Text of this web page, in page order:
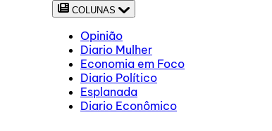
COLUNAS
Opinião
Diario Mulher
Economia em Foco
Diario Político
Esplanada
Diario Econômico